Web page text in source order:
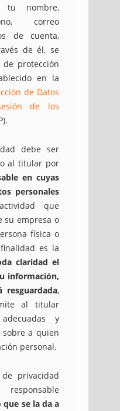
tu nombre,
correo
de cuenta,
de él, se
protección
en la
de Datos
de los
debe ser
al titular por
en cuyas
personales
que
su empresa o
física o
es la
claridad el
información,
resguardada,
al titular
y
a quien
personal.
privacidad
se la da a